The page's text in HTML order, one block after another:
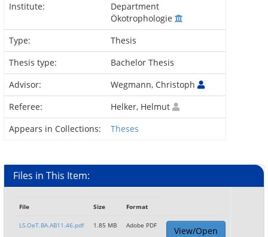
Institute:
Department
Ökotrophologie
Type:
Thesis
Thesis type:
Bachelor Thesis
Advisor:
Wegmann, Christoph
Referee:
Helker, Helmut
Appears in Collections:
Theses
Files in This Item:
File Size Format
LS.OeT.BA.AB11.46.pdf 1.85 MB Adobe PDF View/Open